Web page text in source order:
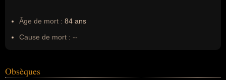
Âge de mort : 84 ans
Cause de mort : --
Obsèques